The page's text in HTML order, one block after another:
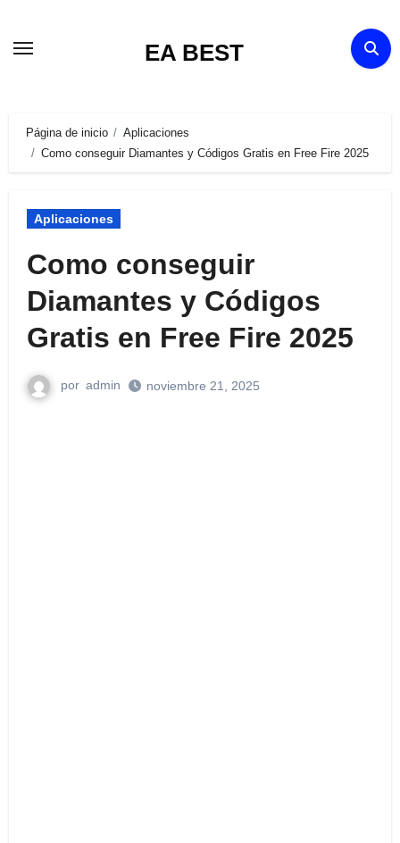
EA BEST
Página de inicio
Aplicaciones
Como conseguir Diamantes y Códigos Gratis en Free Fire 2025
Aplicaciones
Como conseguir
Diamantes y Códigos
Gratis en Free Fire 2025
por admin noviembre 21, 2025